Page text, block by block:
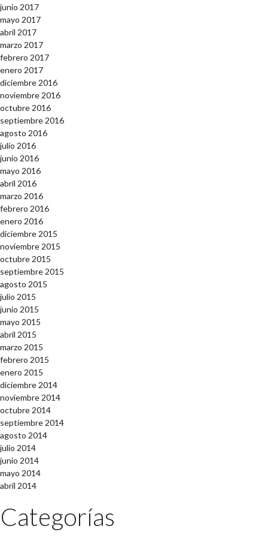
junio 2017
mayo 2017
abril 2017
marzo 2017
febrero 2017
enero 2017
diciembre 2016
noviembre 2016
octubre 2016
septiembre 2016
agosto 2016
julio 2016
junio 2016
mayo 2016
abril 2016
marzo 2016
febrero 2016
enero 2016
diciembre 2015
noviembre 2015
octubre 2015
septiembre 2015
agosto 2015
julio 2015
junio 2015
mayo 2015
abril 2015
marzo 2015
febrero 2015
enero 2015
diciembre 2014
noviembre 2014
octubre 2014
septiembre 2014
agosto 2014
julio 2014
junio 2014
mayo 2014
abril 2014
Categorías